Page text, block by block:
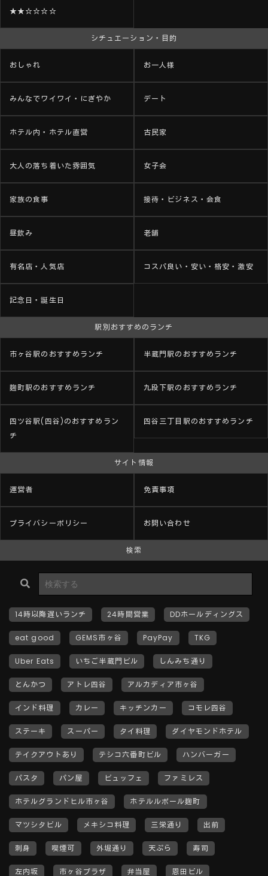
★★☆☆☆☆
シチュエーション・目的
おしゃれ お一人様
みんなでワイワイ・にぎやか デート
ホテル内・ホテル直営 古民家
大人の落ち着いた雰囲気 女子会
家族の食事 接待・ビジネス・会食
昼飲み 老舗
有名店・人気店 コスパ良い・安い・格安・激安
記念日・誕生日
駅別おすすめのランチ
市ヶ谷駅のおすすめランチ 半蔵門駅のおすすめランチ
麹町駅のおすすめランチ 九段下駅のおすすめランチ
四ツ谷駅(四谷)のおすすめラン
チ
四谷三丁目駅のおすすめランチ
サイト情報
運営者 免責事項
プライバシーポリシー お問い合わせ
検索
14時以降遅いランチ 24時間営業 DDホールディングス
eat good GEMS市ヶ谷 PayPay TKG
Uber Eats いちご半蔵門ビル しんみち通り
とんかつ アトレ四谷 アルカディア市ヶ谷
インド料理 カレー キッチンカー コモレ四谷
ステーキ スーパー タイ料理 ダイヤモンドホテル
テイクアウトあり テシコ六番町ビル ハンバーガー
パスタ パン屋 ビュッフェ ファミレス
ホテルグランドヒル市ヶ谷 ホテルルポール麹町
マツシタビル メキシコ料理 三栄通り 出前
刺身 喫煙可 外堀通り 天ぷら 寿司
左内坂 市ヶ谷プラザ 弁当屋 恩田ビル